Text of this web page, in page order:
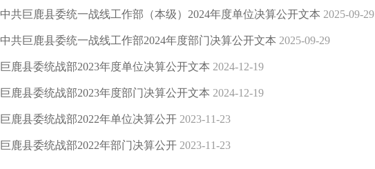
中共巨鹿县委统一战线工作部（本级）2024年度单位决算公开文本 2025-09-29
中共巨鹿县委统一战线工作部2024年度部门决算公开文本 2025-09-29
巨鹿县委统战部2023年度单位决算公开文本 2024-12-19
巨鹿县委统战部2023年度部门决算公开文本 2024-12-19
巨鹿县委统战部2022年单位决算公开 2023-11-23
巨鹿县委统战部2022年部门决算公开 2023-11-23